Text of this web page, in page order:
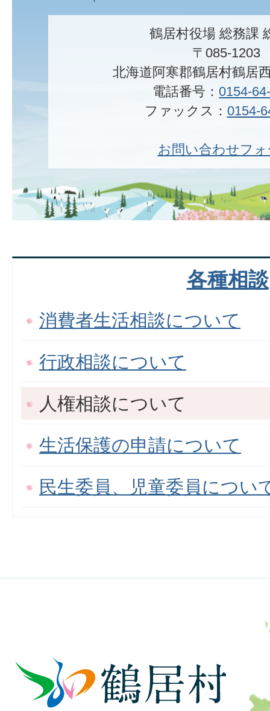
鶴居村役場 総務課
〒085-1203
北海道阿寒郡鶴居村鶴居
電話番号： 0154-
ファックス： 0154-
お問い合わせフ
各種相談
消費者生活相談について
行政相談について
人権相談について
生活保護の申請について
民生委員、児童委員につい
鶴